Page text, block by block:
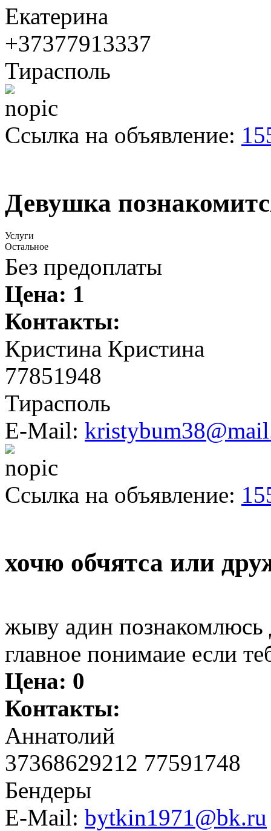
Екатерина
+37377913337
Тирасполь
Ссылка на объявление:
Девушка
Услуги
Остальное
Без предоплаты
Цена: 1
Контакты:
Кристина Кристина
77851948
Тирасполь
E-Mail:
Ссылка на объявление:
хочю обчятса или
жыву адин познакомлюсь
главное понимаие если
Цена: 0
Контакты:
Аннатолий
37368629212 77591748
Бендеры
E-Mail: bytkin1971@bk.ru